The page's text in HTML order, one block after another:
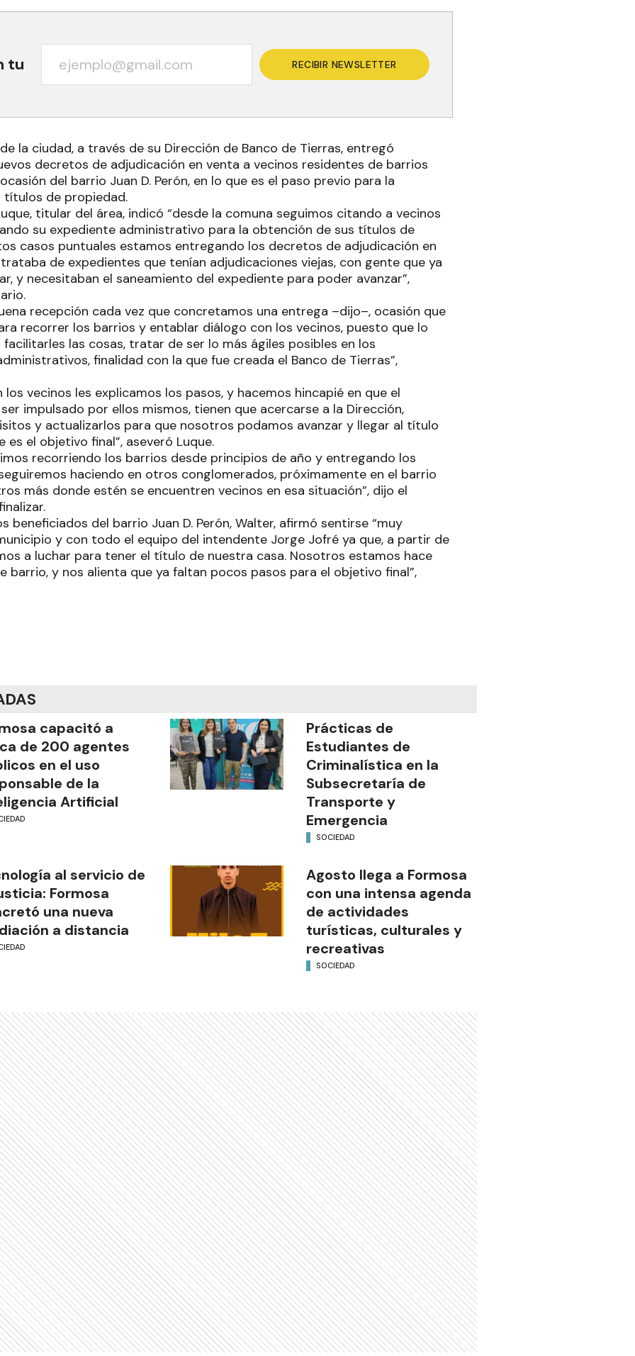
tu RECIBIR NEWSLETTER
la ciudad, a través de su Dirección de Banco de Tierras, entregó
decretos de adjudicación en venta a vecinos residentes de barrios
del barrio Juan D. Perón, en lo que es el paso previo para la
de propiedad.
titular del área, indicó “desde la comuna seguimos citando a vecinos
su expediente administrativo para la obtención de sus títulos de
casos puntuales estamos entregando los decretos de adjudicación en
de expedientes que tenían adjudicaciones viejas, con gente que ya
y necesitaban el saneamiento del expediente para poder avanzar”,
recepción cada vez que concretamos una entrega –dijo–, ocasión que
recorrer los barrios y entablar diálogo con los vecinos, puesto que lo
las cosas, tratar de ser lo más ágiles posibles en los
finalidad con la que fue creada el Banco de Tierras”,
los vecinos les explicamos los pasos, y hacemos hincapié en que el
impulsado por ellos mismos, tienen que acercarse a la Dirección,
y actualizarlos para que nosotros podamos avanzar y llegar al título
es el objetivo final”, aseveró Luque.
recorriendo los barrios desde principios de año y entregando los
haciendo en otros conglomerados, próximamente en el barrio
más donde estén se encuentren vecinos en esa situación”, dijo el
beneficiados del barrio Juan D. Perón, Walter, afirmó sentirse “muy
y con todo el equipo del intendente Jorge Jofré ya que, a partir de
a luchar para tener el título de nuestra casa. Nosotros estamos hace
barrio, y nos alienta que ya faltan pocos pasos para el objetivo final”,
capacitó a
de 200 agentes
en el uso
de la
Artificial
Prácticas de
Estudiantes de
Criminalística en la
Subsecretaría de
Transporte y
Emergencia
SOCIEDAD
al servicio de
Formosa
una nueva
a distancia
Agosto llega a Formosa
con una intensa agenda
de actividades
turísticas, culturales y
recreativas
SOCIEDAD